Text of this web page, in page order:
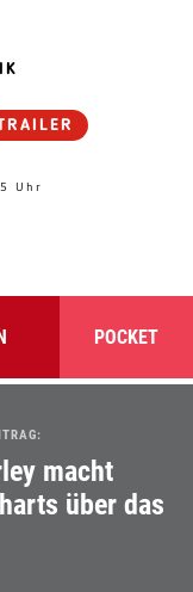
Uhr
POCKET
macht
über das